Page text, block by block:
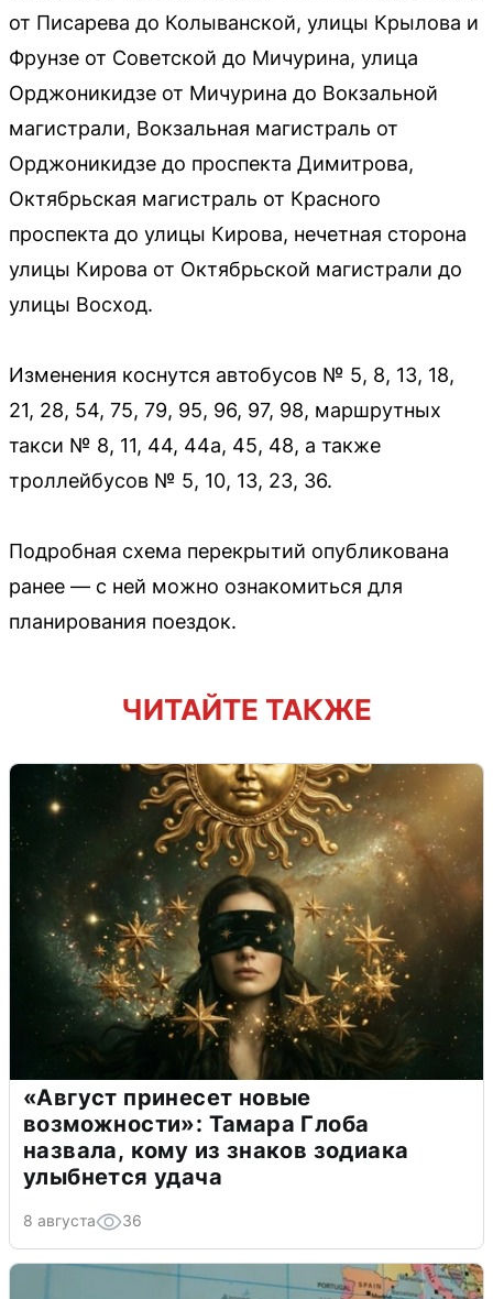
от Писарева до Колыванской, улицы Крылова и
Фрунзе от Советской до Мичурина, улица
Орджоникидзе от Мичурина до Вокзальной
магистрали, Вокзальная магистраль от
Орджоникидзе до проспекта Димитрова,
Октябрьская магистраль от Красного
проспекта до улицы Кирова, нечетная сторона
улицы Кирова от Октябрьской магистрали до
улицы Восход.
Изменения коснутся автобусов № 5, 8, 13, 18,
21, 28, 54, 75, 79, 95, 96, 97, 98, маршрутных
такси № 8, 11, 44, 44а, 45, 48, а также
троллейбусов № 5, 10, 13, 23, 36.
Подробная схема перекрытий опубликована
ранее — с ней можно ознакомиться для
планирования поездок.
ЧИТАЙТЕ ТАКЖЕ
«Август принесет новые
возможности»: Тамара Глоба
назвала, кому из знаков зодиака
улыбнется удача
8 августа 36